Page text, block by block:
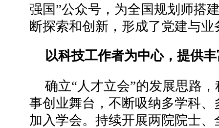
强国”公众号，为全国规划师搭
断探索和创新，形成了党建与
以科技工作者为中心，提供
确立“人才立会”的发展思路
事创业舞台，不断吸纳多学科
加入学会。持续开展两院院士